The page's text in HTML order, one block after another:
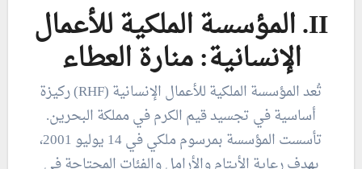
II. المؤسسة الملكية للأعمال
الإنسانية: منارة العطاء
تُعد المؤسسة الملكية للأعمال الإنسانية (RHF) ركيزة
أساسية في تجسيد قيم الكرم في مملكة البحرين.
تأسست المؤسسة بمرسوم ملكي في 14 يوليو 2001،